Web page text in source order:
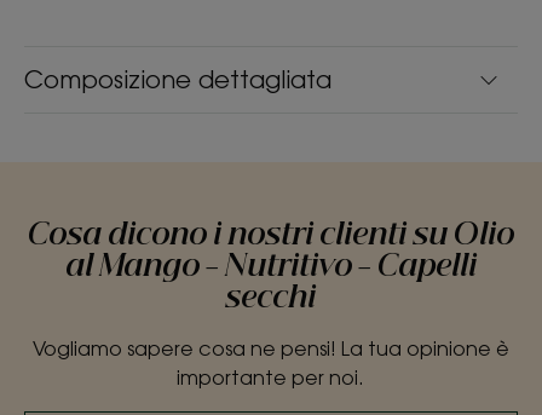
Composizione dettagliata
Cosa dicono i nostri clienti su Olio
al Mango - Nutritivo - Capelli
secchi
Vogliamo sapere cosa ne pensi! La tua opinione è
importante per noi.